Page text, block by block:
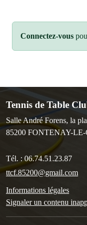
Connectez-vous
Tennis de Table
Salle André Forens, la
85200 FONTENAY-
Tél. : 06.74.51.23.87
ttcf.85200@gmail.com
Informations légales
Signaler un contenu